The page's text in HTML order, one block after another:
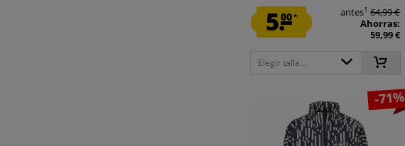
5.00* antes1 64,99 €
Ahorras:
59,99 €
Elegir talla...
-71%